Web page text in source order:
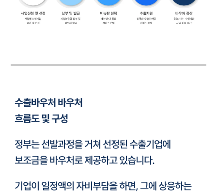
수출바우처 바우처
흐름도 및 구성
정부는 선발과정을 거쳐 선정된 수출기업에
보조금을 바우처로 제공하고 있습니다.
기업이 일정액의 자비부담을 하면, 그에 상응하는